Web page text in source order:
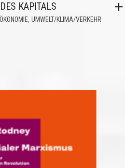
KAPITALS
ÖKONOMIE, UMWELT/KLIMA/VERKEHR